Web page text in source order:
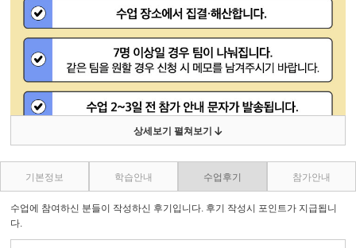
상세보기 펼쳐보기
기본정보 학습안내 수업후기 참가안내
수업에 참여하신 분들이 작성하신 후기입니다. 후기 작성시 포인트가 지급됩니
다.